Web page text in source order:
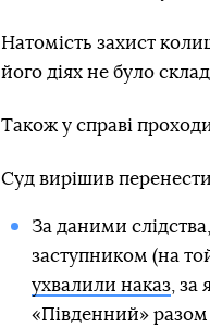
Натомість захист
його діях не було
Також у справі
Суд вирішив
За даними
заступником (на
ухвалили наказ, за
«Південний» разом